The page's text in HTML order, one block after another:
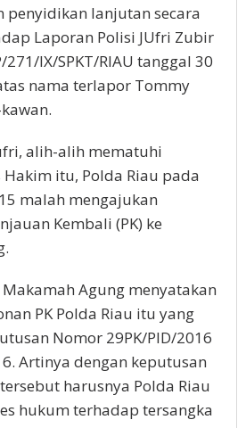
penyidikan lanjutan secara
Laporan Polisi JUfri Zubir
IX/SPKT/RIAU tanggal 30
nama terlapor Tommy
alih-alih mematuhi
itu, Polda Riau pada
malah mengajukan
Kembali (PK) ke
Agung menyatakan
PK Polda Riau itu yang
Nomor 29PK/PID/2016
Artinya dengan keputusan
harusnya Polda Riau
hukum terhadap tersangka